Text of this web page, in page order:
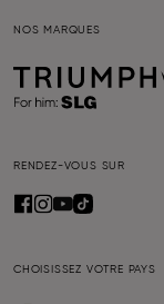
NOS MARQUES
RENDEZ-VOUS SUR
CHOISISSEZ VOTRE PAYS